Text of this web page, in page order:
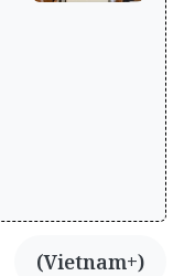
(Vietnam+)